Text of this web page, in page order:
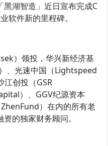
湖智造」近日宣布完成C
软件新的里程碑。
）领投，华兴新经济基
、光速中国（Lightspeed
创投（GSR
）、GGV纪源资本
ZhenFund）在内的所有老
的独家财务顾问。